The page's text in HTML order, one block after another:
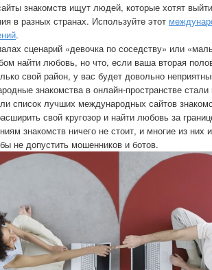
знакомств ищут людей, которые хотят
в разных странах. Используйте этот
.
сценарий «девочка по соседству» или
найти любовь, но что, если ваша вторая
свой район, у вас будет довольно
знакомства в онлайн-пространстве стали
список лучших международных сайтов
свой кругозор и найти любовь за
знакомств ничего не стоит, и многие из них
не допустить мошенников и ботов.